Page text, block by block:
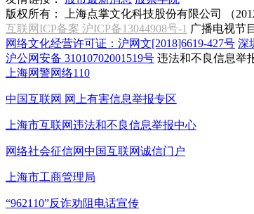
版权所有：
上海点掌文化科技股份有限公司 （
互联网ICP备案 沪ICP备13044908号-1 广播电视节
网络文化经营许可证：沪网文[2018]6619-427号 深
沪公网安备 31010702001519号 违法和不良信息举
上海网警网络110
中国互联网 网上有害信息举报专区
上海市互联网违法和不良信息举报中心
网络社会征信网中国互联网诚信门户
上海市工商管理局
“962110”反诈劝阻电话宣传